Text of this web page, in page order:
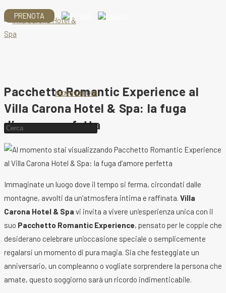
Salta
al
contenuto
PRENOTA
MENU CHIUDI
Cerca
sito
web
Pacchetto Romantic Experience al
Villa Carona Hotel & Spa: la fuga
d’amore perfetta
Immaginate un luogo dove il tempo si ferma, circondati dalle
montagne, avvolti da un’atmosfera intima e raffinata. Villa
Carona Hotel & Spa vi invita a vivere un’esperienza unica con il
suo Pacchetto Romantic Experience, pensato per le coppie che
desiderano celebrare un’occasione speciale o semplicemente
regalarsi un momento di pura magia. Sia che festeggiate un
anniversario, un compleanno o vogliate sorprendere la persona che
amate, questo soggiorno sarà un ricordo indimenticabile.